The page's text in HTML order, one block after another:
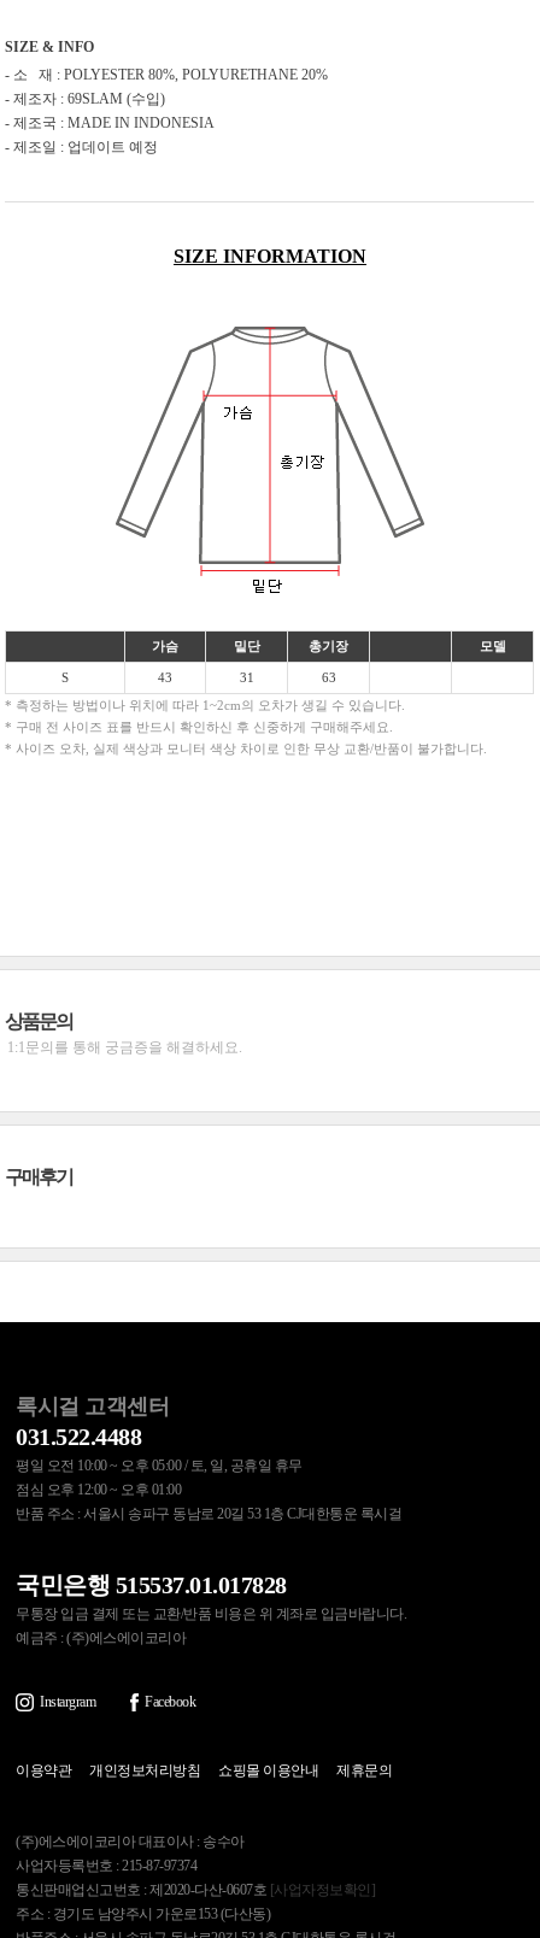
SIZE & INFO
- 소 재 : POLYESTER 80%, POLYURETHANE 20%
- 제조자 : 69SLAM (수입)
- 제조국 : MADE IN INDONESIA
- 제조일 : 업데이트 예정
SIZE INFORMATION
가슴 밑단 총기장 모델
S 43 31
63
* 측정하는 방법이나 위치에 따라 1~2cm의 오차가 생길 수 있습니다.
* 구매 전 사이즈 표를 반드시 확인하신 후 신중하게 구매해주세요.
* 사이즈 오차, 실제 색상과 모니터 색상 차이로 인한 무상 교환/반품이 불가합니다.
상품문의
1:1문의를 통해 궁금증을 해결하세요.
구매후기
록시걸 고객센터
031.522.4488
평일 오전 10:00 ~ 오후 05:00 / 토, 일, 공휴일 휴무
점심 오후 12:00 ~ 오후 01:00
반품 주소 : 서울시 송파구 동남로 20길 53 1층 CJ대한통운 록시걸
국민은행 515537.01.017828
무통장 입금 결제 또는 교환/반품 비용은 위 계좌로 입금바랍니다.
예금주 : (주)에스에이코리아
Instargram Facebook
이용약관 개인정보처리방침 쇼핑몰 이용안내 제휴문의
(주)에스에이코리아 대표이사 : 송수아
사업자등록번호 : 215-87-97374
통신판매업신고번호 : 제2020-다산-0607호 [사업자정보확인]
주소 : 경기도 남양주시 가운로153 (다산동)